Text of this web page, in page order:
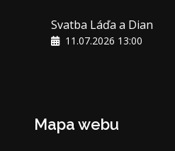
Svatba Láďa a Dian
11.07.2026 13:00
Mapa webu